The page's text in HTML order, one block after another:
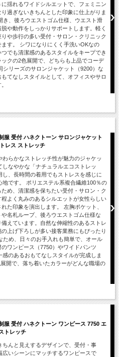
揺れるワイドシルエットで、フェミニン
過ぎないきちんとした印象に仕上がりま
、後ろウエストゴム仕様、ウエスト滑
や動作をしっかりサポートします。軽く
や歩行の多い受付・サロン・クリニック
す。 シワになりにくく手洗いOKなの
でも清潔感のあるスタイルをキープでき
クの2色展開で、どちらも上品でコーデ
シリーズのサロンジャケット（9200）な
てなしスタイルとして、オフィスやサロ
服 受付 ハネクトーン サロンジャケット
レス ストレッチ
わらかなストレッチ性が魅力のジャケッ
しなやかな「ナチュラルエコストレッ
し、長時間の着用でもストレスを感じに
地です。 ポリエステル系複合繊維100％の
め、清潔感を保ちたい受付・サロン・ク
よく丸みのあるシルエットが女性らしい
た印象を演出します。 左胸ポケット、
名札ループ、後ろウエストゴム仕様な
えています。自然な伸縮性のあるストレ
上げ下ろしが多い接客業務にもぴったり
め、日々のお手入れも簡単で、オール
ワンピース（7750）やワイドパンツ
感のあるおもてなしスタイルが完成しま
開で、落ち着いたカラーがどんな職場の
服 受付 ハネクトーン ワンピース 7750 エ
トレッチ
ちんと見えするデザインで、受付・事
広いシーンにマッチするワンピースで